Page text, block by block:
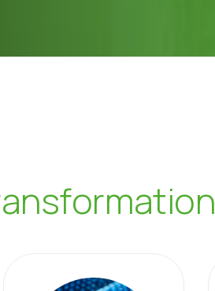
ansformation